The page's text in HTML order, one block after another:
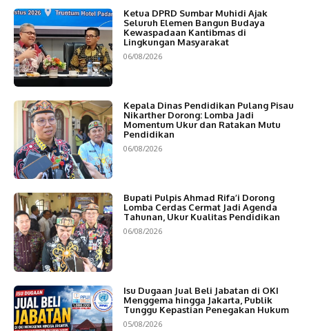
Ketua DPRD Sumbar Muhidi Ajak
Seluruh Elemen Bangun Budaya
Kewaspadaan Kantibmas di
Lingkungan Masyarakat
06/08/2026
Kepala Dinas Pendidikan Pulang Pisau
Nikarther Dorong: Lomba Jadi
Momentum Ukur dan Ratakan Mutu
Pendidikan
06/08/2026
Bupati Pulpis Ahmad Rifa’i Dorong
Lomba Cerdas Cermat Jadi Agenda
Tahunan, Ukur Kualitas Pendidikan
06/08/2026
Isu Dugaan Jual Beli Jabatan di OKI
Menggema hingga Jakarta, Publik
Tunggu Kepastian Penegakan Hukum
05/08/2026